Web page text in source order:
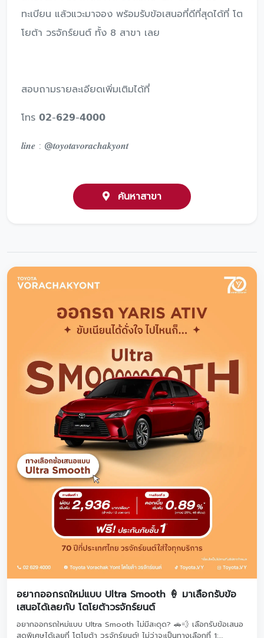
ทะเบียน แล้วแวะมาจอง พร้อมรับข้อเสนอที่ดีที่สุดได้ที่ โต
โยต้า วรจักร์ยนต์ ทั้ง 8 สาขา เลย
สอบถามรายละเอียดเพิ่มเติมได้ที่
โทร 𝟬𝟮-𝟲𝟮𝟵-𝟰𝟬𝟬𝟬
𝒍𝒊𝒏𝒆 : @𝒕𝒐𝒚𝒐𝒕𝒂𝒗𝒐𝒓𝒂𝒄𝒉𝒂𝒌𝒚𝒐𝒏𝒕
ค้นหาสาขา
อยากออกรถใหม่แบบ Ultra Smooth 🍦 มาเลือกรับข้อ
เสนอได้เลยกับ โตโยต้าวรจักร์ยนต์
อยากออกรถใหม่แบบ Ultra Smooth ไม่มีสะดุด? 🚗💨 เลือกรับข้อเสนอ
สุดพิเศษได้เลยที่ โตโยต้า วรจักร์ยนต์! ไม่ว่าจะเป็นทางเลือกที่ 1: